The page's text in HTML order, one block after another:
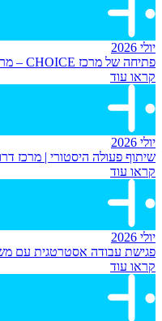
יולי 2026
פתיחה של מרכז CHOICE – מרחב טיפולי לנוער וצעירים
קראו עוד
יולי 2026
שיתוף פעולה היסטורי | מרכז
קראו עוד
יולי 2026
פגישת עבודה אסטרטגית עם
קראו עוד